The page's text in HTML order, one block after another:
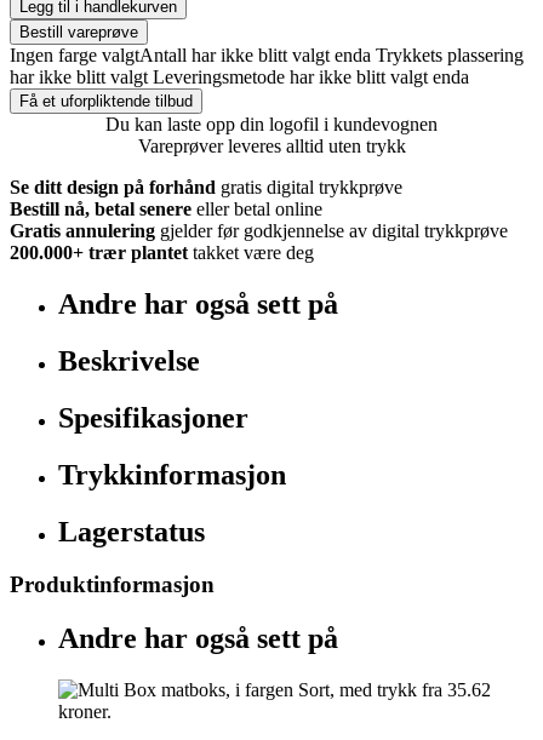
Legg til i handlekurven
Bestill vareprøve
Ingen farge valgtAntall har ikke blitt valgt enda Trykkets plassering
har ikke blitt valgt Leveringsmetode har ikke blitt valgt enda
Få et uforpliktende tilbud
Du kan laste opp din logofil i kundevognen
Vareprøver leveres alltid uten trykk
Se ditt design på forhånd gratis digital trykkprøve
Bestill nå, betal senere eller betal online
Gratis annulering gjelder før godkjennelse av digital trykkprøve
200.000+ trær plantet takket være deg
Andre har også sett på
Beskrivelse
Spesifikasjoner
Trykkinformasjon
Lagerstatus
Produktinformasjon
Andre har også sett på